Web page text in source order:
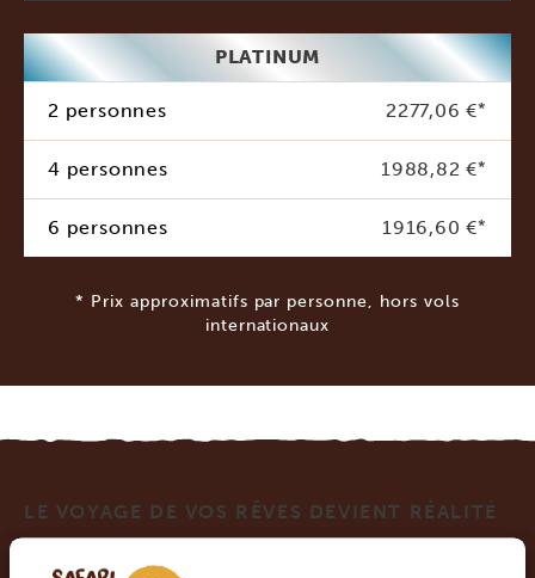
PLATINUM
2 personnes 2277,06 €*
4 personnes 1988,82 €*
6 personnes 1916,60 €*
* Prix approximatifs par personne, hors vols
internationaux
LE VOYAGE DE VOS RÊVES DEVIENT RÉALITÉ
AVEC SAFARI EN AFRIQUE.